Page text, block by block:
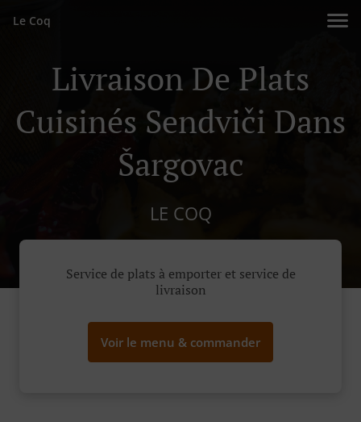
Le Coq
Livraison De Plats
Cuisinés Sendviči Dans
Šargovac
LE COQ
Service de plats à emporter et service de
livraison
Voir le menu & commander